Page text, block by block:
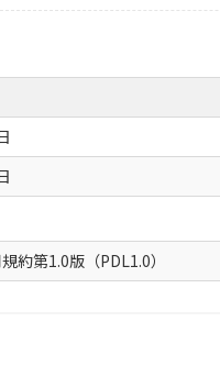
約第1.0版（PDL1.0）